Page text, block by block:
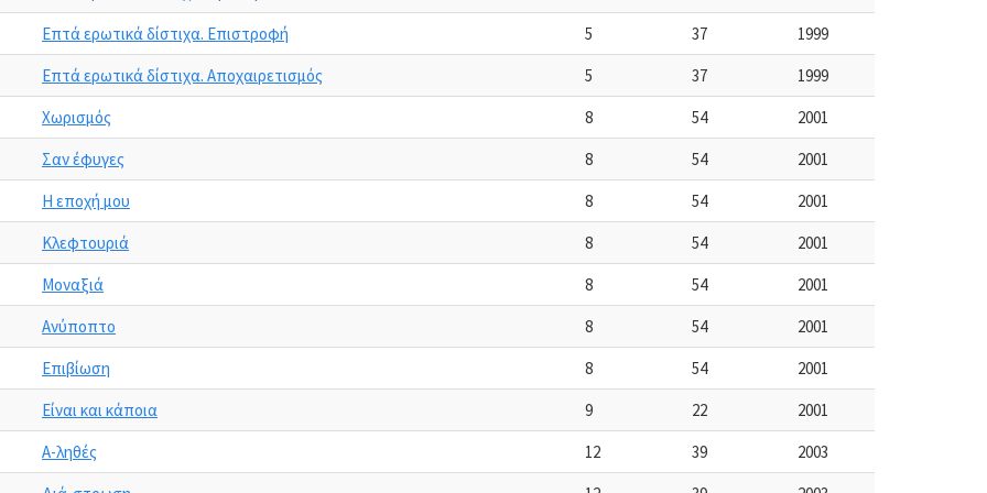
Επτά ερωτικά δίστιχα. Επιστροφή
5 37
1999
Επτά ερωτικά δίστιχα. Αποχαιρετισμός
5 37
1999
Χωρισμός
8 54
2001
Σαν έφυγες
8 54
2001
Η εποχή μου
8 54
2001
Κλεφτουριά
8 54
2001
Μοναξιά
8 54
2001
Ανύποπτο
8 54
2001
Επιβίωση
8 54
2001
Είναι και κάποια
9 22
2001
Α-ληθές
12 39
2003